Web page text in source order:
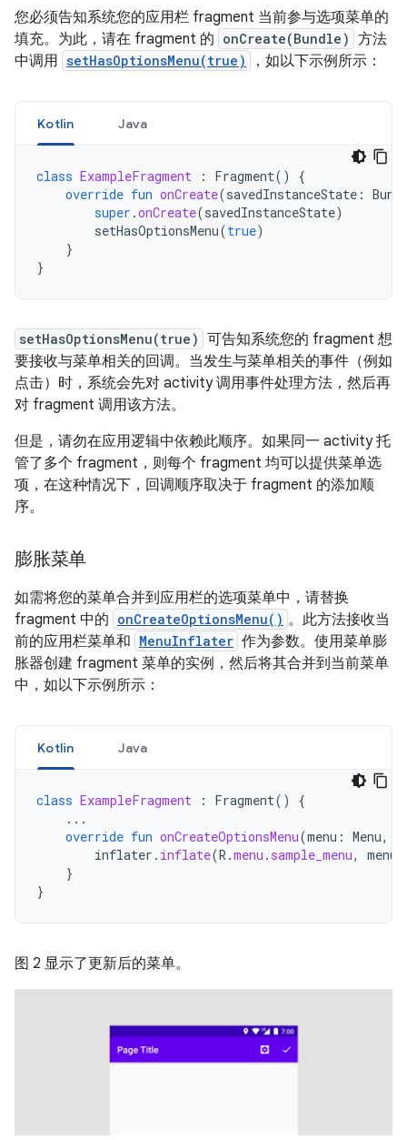
您必须告知系统您的应用栏 fragment 当前参与选项菜单的
填充。为此，请在 fragment 的 onCreate(Bundle) 方法
中调用 setHasOptionsMenu(true) ，如以下示例所示：
Kotlin Java
class ExampleFragment : Fragment()
{
override fun onCreate(savedInstanceState :
super .onCreate(savedInstanceState)
setHasOptionsMenu(true)
}
}
setHasOptionsMenu(true) 可告知系统您的 fragment 想
要接收与菜单相关的回调。当发生与菜单相关的事件（例如
点击）时，系统会先对 activity 调用事件处理方法，然后再
对 fragment 调用该方法。
但是，请勿在应用逻辑中依赖此顺序。如果同一 activity 托
管了多个 fragment，则每个 fragment 均可以提供菜单选
项，在这种情况下，回调顺序取决于 fragment 的添加顺
序。
膨胀菜单
如需将您的菜单合并到应用栏的选项菜单中，请替换
fragment 中的 onCreateOptionsMenu() 。此方法接收当
前的应用栏菜单和 MenuInflater 作为参数。使用菜单膨
胀器创建 fragment 菜单的实例，然后将其合并到当前菜单
中，如以下示例所示：
Kotlin Java
class ExampleFragment : Fragment()
{
...
override fun onCreateOptionsMenu(menu : Menu,
inflater . inflate(R .menu . sample_menu, menu
}
}
图 2 显示了更新后的菜单。